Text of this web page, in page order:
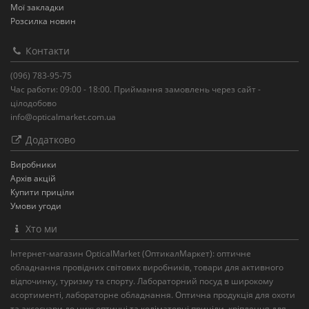
Мої закладки
Розсилка новин
Контакти
(096) 783-95-75
Час работи: 09:00 - 18:00. Приймання замовлень через сайт -
цілодобово
info@opticalmarket.com.ua
Додатково
Виробники
Архів акцій
Купити приціли
Умови угоди
Хто ми
Інтернет-магазин OpticalMarket (ОптикалМаркет): оптичне
обладнання провідних світових виробників, товари для активного
відпочинку, туризму та спорту. Лабораторний посуд в широкому
асортименті, лабораторне обладнання. Оптична продукція для охоти